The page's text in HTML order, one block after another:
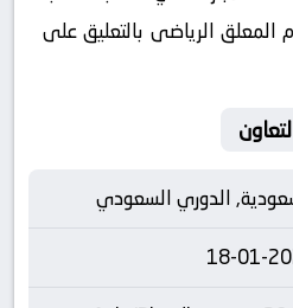
الرياضى بالتعليق على
الدوري السعودي
18-01-